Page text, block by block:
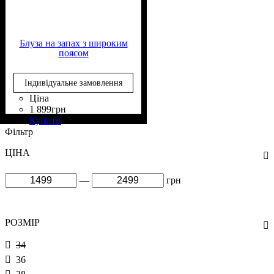
Блуза на запах з широким
поясом
Індивідуальне замовлення
Ціна
1 899грн
Купити
Склад тканини
Віскоза, 40% Поліестер
Крій: на запах
Довжина: до стегна
Довжина рукава
Стиль: casual
Фільтр
ЦІНА
— грн
РОЗМІР
34
36